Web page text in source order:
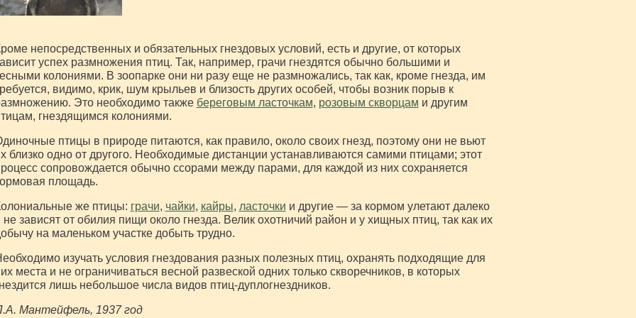
непосредственных и обязательных гнездовых условий, есть и другие, от которых
успех размножения птиц. Так, например, грачи гнездятся обычно большими и
колониями. В зоопарке они ни разу еще не размножались, так как, кроме гнезда, им
видимо, крик, шум крыльев и близость других особей, чтобы возник порыв к
Это необходимо также береговым ласточкам, розовым скворцам и другим
гнездящимся колониями.
птицы в природе питаются, как правило, около своих гнезд, поэтому они не вьют
близко одно от другого. Необходимые дистанции устанавливаются самими птицами; этот
сопровождается обычно ссорами между парами, для каждой из них сохраняется
площадь.
же птицы: грачи, чайки, кайры, ласточки и другие — за кормом улетают далеко
не зависят от обилия пищи около гнезда. Велик охотничий район и у хищных птиц, так как их
на маленьком участке добыть трудно.
изучать условия гнездования разных полезных птиц, охранять подходящие для
места и не ограничиваться весной развеской одних только скворечников, в которых
лишь небольшое числа видов птиц-дуплогнездников.
Мантейфель, 1937 год